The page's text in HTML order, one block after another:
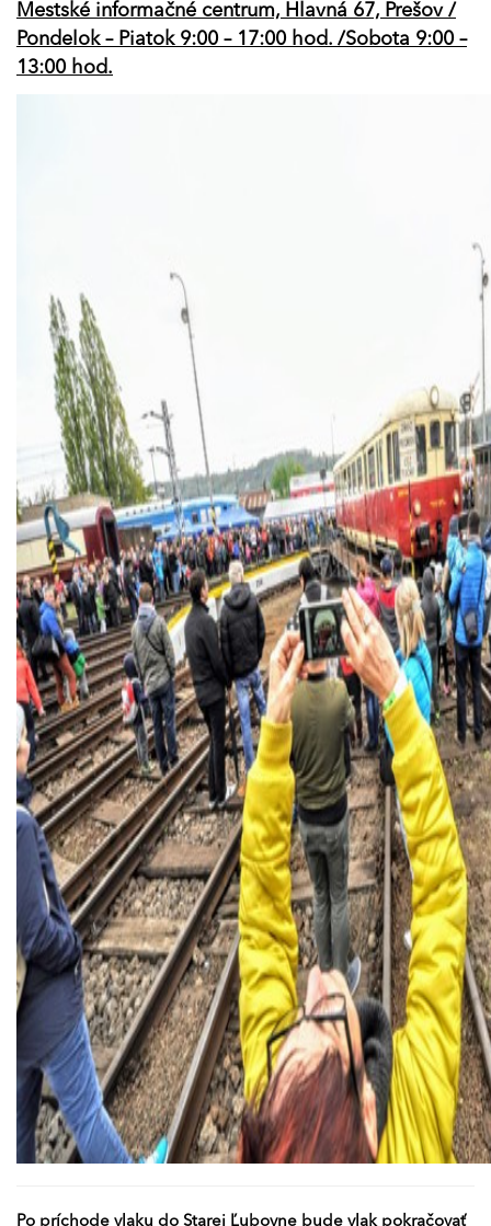
Mestské informačné centrum, Hlavná 67, Prešov /
Pondelok – Piatok 9:00 – 17:00 hod. /Sobota 9:00 –
13:00 hod.
Po príchode vlaku do Starej Ľubovne bude vlak pokračovať